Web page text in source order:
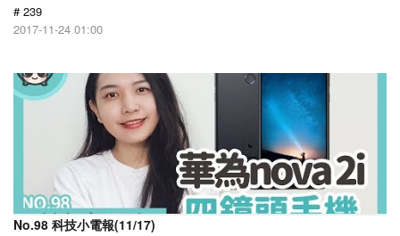
# 239
2017-11-24 01:00
No.98 科技小電報(11/17)